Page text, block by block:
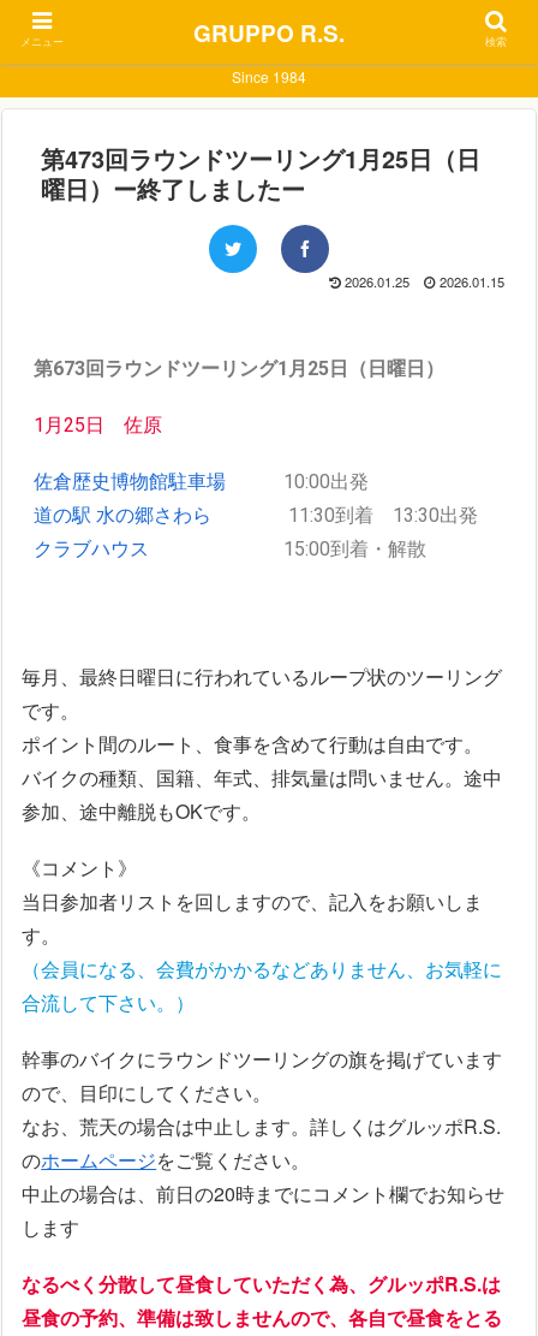
Since 1984
第473回ラウンドツーリング1月25日（日
曜日）ー終了しましたー
2026.01.25 2026.01.15
第673回ラウンドツーリング1月25日（日曜日）
1月25日 佐原
佐倉歴史博物館駐車場 10:00出発
道の駅 水の郷さわら
11:30到着 13:30出発
クラブハウス
15:00到着・解散
毎月、最終日曜日に行われているループ状のツーリング
です。
ポイント間のルート、食事を含めて行動は自由です。
バイクの種類、国籍、年式、排気量は問いません。途中
参加、途中離脱もOKです。
《コメント》
当日参加者リストを回しますので、記入をお願いしま
す。
（会員になる、会費がかかるなどありません、お気軽に
合流して下さい。）
幹事のバイクにラウンドツーリングの旗を掲げています
ので、目印にしてください。
なお、荒天の場合は中止します。詳しくはグルッポR.S.
のホームページをご覧ください。
中止の場合は、前日の20時までにコメント欄でお知らせ
します
なるべく分散して昼食していただく為、グルッポR.S.は
昼食の予約、準備は致しませんので、各自で昼食をとる
メニュー GRUPPO R.S. 検索